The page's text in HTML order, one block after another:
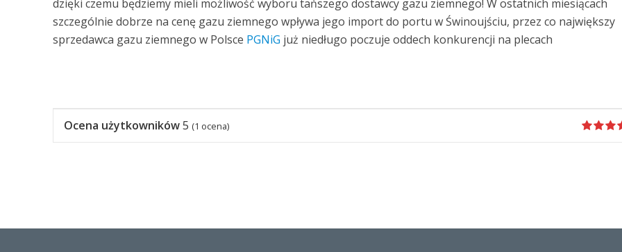
dzięki czemu będziemy mieli możliwość wyboru tańszego dostawcy gazu ziemnego! W ostatnich miesiącach
szczególnie dobrze na cenę gazu ziemnego wpływa jego import do portu w Świnoujściu, przez co największy
sprzedawca gazu ziemnego w Polsce PGNiG już niedługo poczuje oddech konkurencji na plecach
Ocena użytkowników 5 (1 ocena)